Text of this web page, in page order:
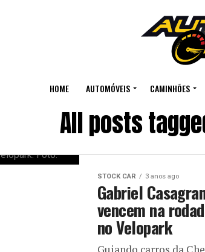
HOME AUTOMÓVEIS CAMINHÕES
All posts
STOCK CAR 3 anos ago
Gabriel
vencem na
no Velopark